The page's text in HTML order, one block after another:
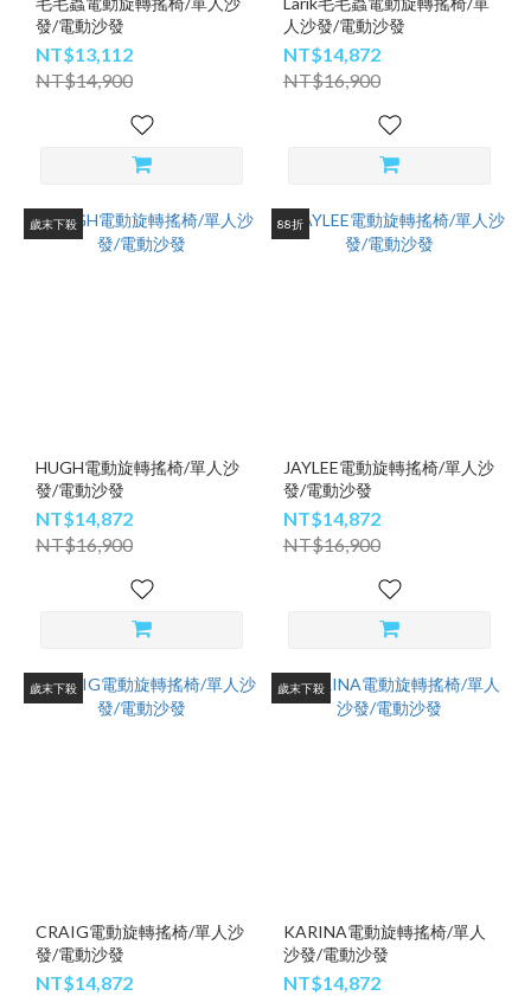
發/電動沙發
NT$13,112
NT$14,900
人沙發/電動沙發
NT$14,872
NT$16,900
歲末下殺
HUGH電動旋轉搖椅/單人沙
發/電動沙發
NT$14,872
NT$16,900
88折
JAYLEE電動旋轉搖椅/單人沙
發/電動沙發
NT$14,872
NT$16,900
歲末下殺
CRAIG電動旋轉搖椅/單人沙
發/電動沙發
NT$14,872
歲末下殺
KARINA電動旋轉搖椅/單人
沙發/電動沙發
NT$14,872